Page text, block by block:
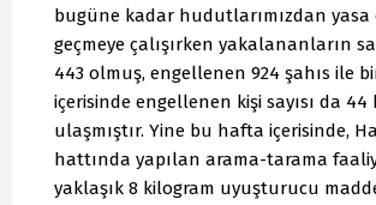
bugüne kadar hudutlarımızdan yasa
geçmeye çalışırken yakalananların
443 olmuş, engellenen 924 şahıs ile
içerisinde engellenen kişi sayısı da 44
ulaşmıştır. Yine bu hafta içerisinde,
hattında yapılan arama-tarama
yaklaşık 8 kilogram uyuşturucu